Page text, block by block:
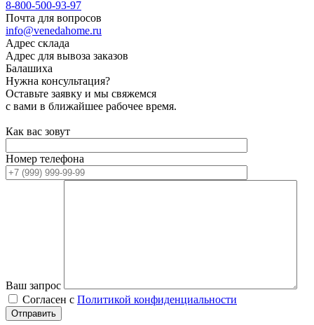
8-800-500-93-97
Почта для вопросов
info@venedahome.ru
Адрес склада
Адрес для вывоза заказов
Балашиха
Нужна консультация?
Оставьте заявку и мы свяжемся
с вами в ближайшее рабочее время.
Как вас зовут
Номер телефона
Ваш запрос
Согласен с Политикой конфиденциальности